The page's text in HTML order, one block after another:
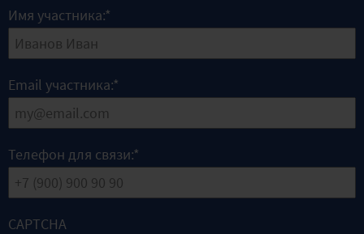
Имя участника:*
Email участника:*
Телефон для связи:*
CAPTCHA